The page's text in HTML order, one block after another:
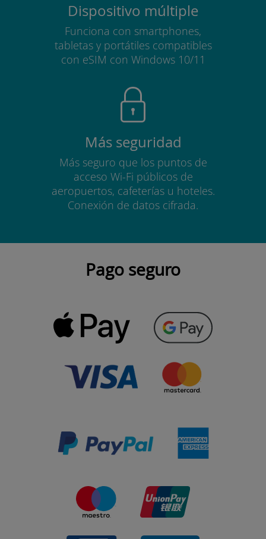
Dispositivo múltiple
Funciona con smartphones,
tabletas y portátiles compatibles
con eSIM con Windows 10/11
Más seguridad
Más seguro que los puntos de
acceso Wi-Fi públicos de
aeropuertos, cafeterías u hoteles.
Conexión de datos cifrada.
Pago seguro